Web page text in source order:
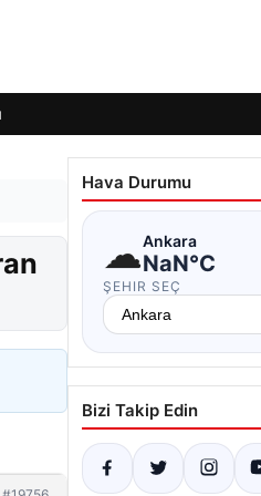
Hava Durumu
☁Ankara
NaN°C
ŞEHIR SEÇ
Bizi Takip Edin